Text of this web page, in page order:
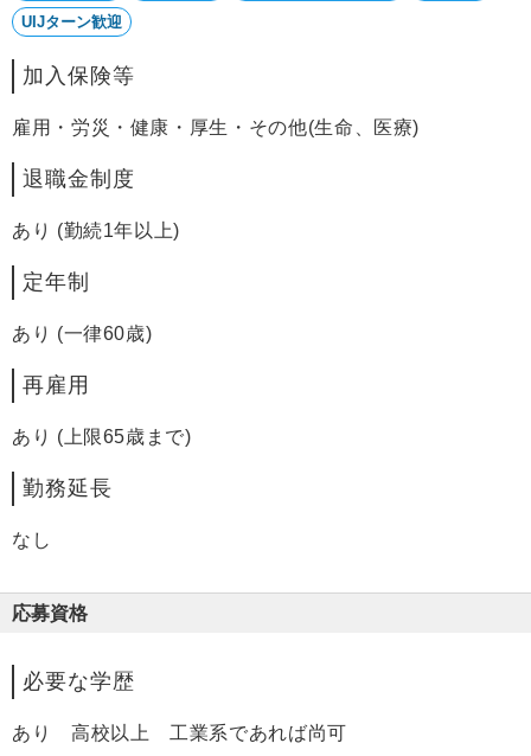
UIJターン歓迎
加入保険等
雇用・労災・健康・厚生・その他(生命、医療)
退職金制度
あり (勤続1年以上)
定年制
あり (一律60歳)
再雇用
あり (上限65歳まで)
勤務延長
なし
応募資格
必要な学歴
あり 高校以上 工業系であれば尚可